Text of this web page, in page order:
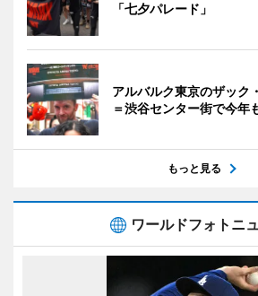
「七夕パレード」
アルバルク東京のザック
＝渋谷センター街で今年
もっと見る
ワールドフォトニ